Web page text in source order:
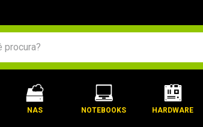
NAS NOTEBOOKS HARDWARE